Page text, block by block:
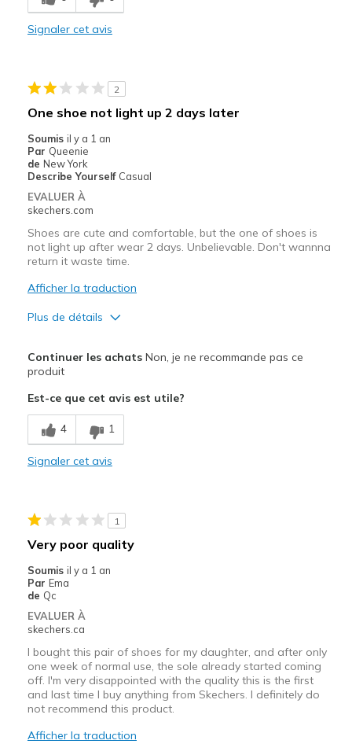
Stylish
Width
Sizing
Feels true to size
View On Shoes
Signaler cet avis
2
One shoe not light up 2 days later
Soumis il y a 1 an
Par Queenie
de New York
Describe Yourself Casual
EVALUER À
skechers.com
Shoes are cute and comfortable, but the one of shoes is
not light up after wear 2 days. Unbelievable. Don't wannna
return it waste time.
Afficher la traduction
Plus de détails
Comfortable
Le contre
Wear Out Quickly
Les meilleures utilisations
Going Out
Width
Feels true to width
Sizing
View On Shoes
Continuer les achatsNon, je ne recommande pas ce
produit
Est-ce que cet avis est utile?
4 1
Signaler cet avis
1
Very poor quality
Soumis il y a 1 an
Par Ema
de Qc
EVALUER À
skechers.ca
I bought this pair of shoes for my daughter, and after only
one week of normal use, the sole already started coming
off. I'm very disappointed with the quality this is the first
and last time I buy anything from Skechers. I definitely do
not recommend this product.
Afficher la traduction